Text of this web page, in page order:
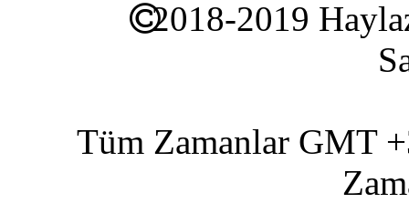
2018-2019
Tüm Zamanlar GMT